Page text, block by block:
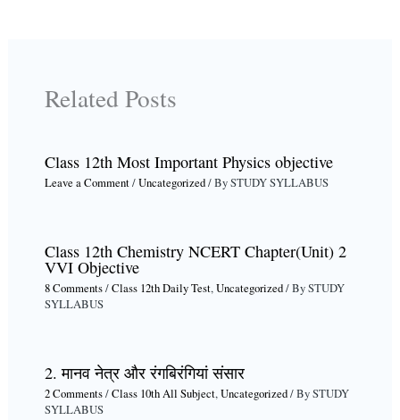
Related Posts
Class 12th Most Important Physics objective
Leave a Comment/Uncategorized/ BySTUDY SYLLABUS
Class 12th Chemistry NCERT Chapter(Unit) 2
VVI Objective
8 Comments/Class 12th Daily Test,Uncategorized/ BySTUDY
SYLLABUS
2. मानव नेत्र और रंगबिरंगियां संसार
2 Comments/Class 10th All Subject,Uncategorized/ BySTUDY
SYLLABUS